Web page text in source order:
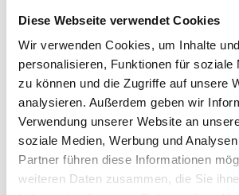
Diese Webseite verwendet Cookies
Wir verwenden Cookies, um Inhalte
personalisieren, Funktionen für soziale
zu können und die Zugriffe auf unsere
analysieren. Außerdem geben wir
Verwendung unserer Website an
soziale Medien, Werbung und
Partner führen diese Informationen
weiteren Daten zusammen, die Sie
dauerhaft mit dem Knochen
Klinisch bewährt: Jahrzehntelange
höchste Erfolgsraten
Ideal für:
Implantate bei fehlenden Zähnen
Festsitzender Zahnersatz bei